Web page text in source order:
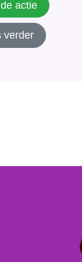
kun je van van
banners...
actie
verder